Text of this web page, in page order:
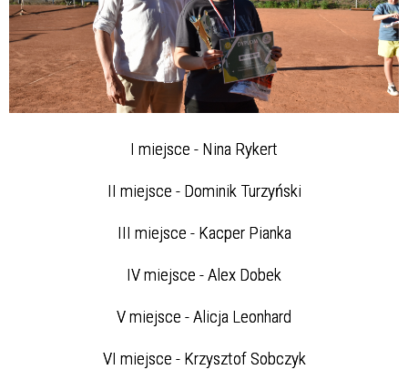
I miejsce - Nina Rykert
II miejsce - Dominik Turzyński
III miejsce - Kacper Pianka
IV miejsce - Alex Dobek
V miejsce - Alicja Leonhard
VI miejsce - Krzysztof Sobczyk